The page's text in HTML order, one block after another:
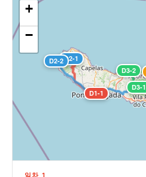
D1-1
D2-1
D2-2
D3-1
D3-2
+
−
일차 1